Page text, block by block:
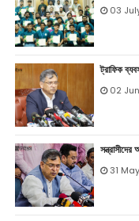
03
ট্রাফিক
02
31